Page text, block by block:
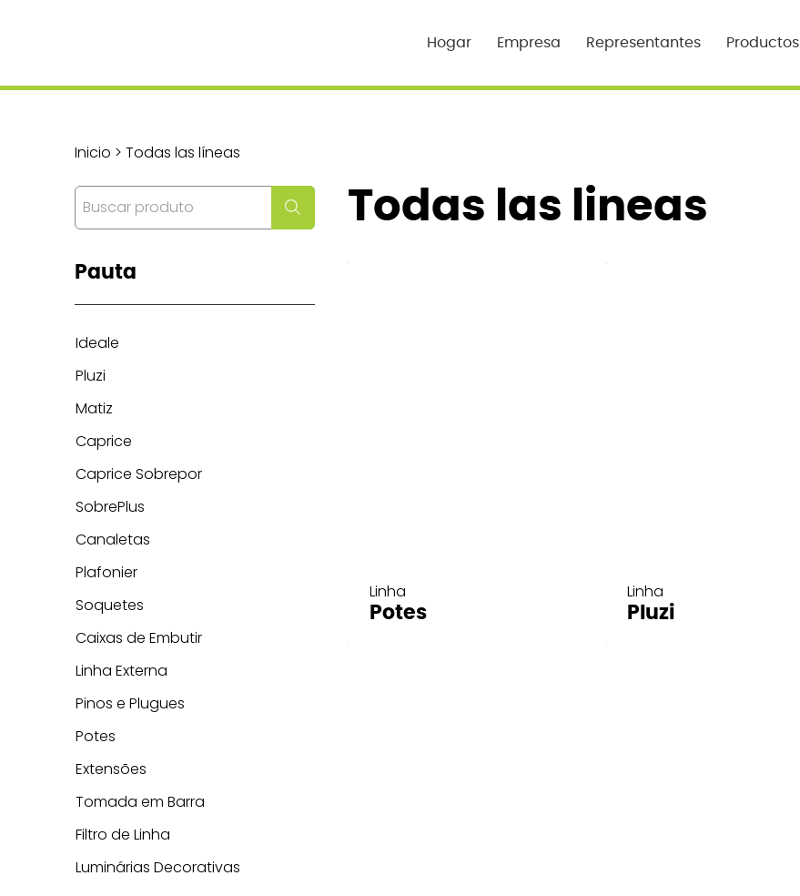
Hogar Empresa Representantes Productos
Linha
Potes
Linha
Pluzi
Todas las lineas
Inicio > Todas las líneas
Ideale
Pluzi
Matiz
Caprice
Caprice Sobrepor
SobrePlus
Canaletas
Plafonier
Soquetes
Caixas de Embutir
Linha Externa
Pinos e Plugues
Potes
Extensões
Tomada em Barra
Filtro de Linha
Luminárias Decorativas
Pauta